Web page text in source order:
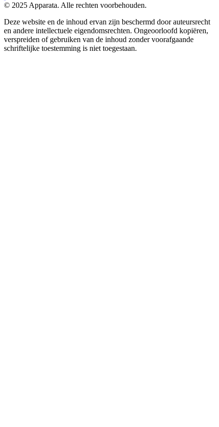
© 2025 Apparata. Alle rechten voorbehouden.
Deze website en de inhoud ervan zijn beschermd door auteursrecht
en andere intellectuele eigendomsrechten. Ongeoorloofd kopiëren,
verspreiden of gebruiken van de inhoud zonder voorafgaande
schriftelijke toestemming is niet toegestaan.